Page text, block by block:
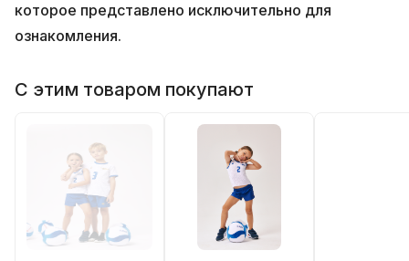
которое представлено исключительно для
ознакомления.
С этим товаром покупают